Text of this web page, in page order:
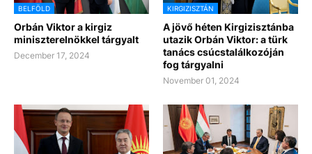
BELFÖLD
Orbán Viktor a kirgiz
miniszterelnökkel tárgyalt
December 17, 2024
KIRGIZISZTÁN
A jövő héten Kirgizisztánba
utazik Orbán Viktor: a türk
tanács csúcstalálkozóján
fog tárgyalni
November 01, 2024